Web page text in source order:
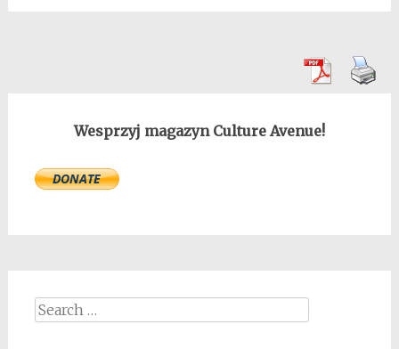
Wesprzyj magazyn Culture Avenue!
Search
for: